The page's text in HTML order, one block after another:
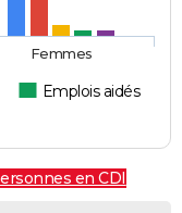
Emplois aidés
Femmes
en CDI